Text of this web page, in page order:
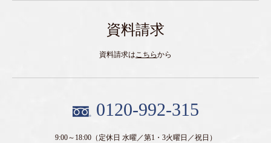
資料請求
資料請求はこちらから
0120-992-315
9:00～18:00（定休日 水曜／第1・3火曜日／祝日）